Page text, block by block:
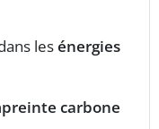
lesénergies
carbone